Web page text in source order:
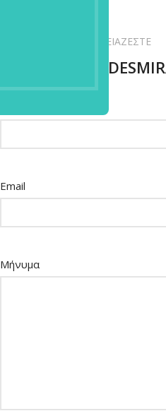
ΡΩΤΗΣΤΕ ΜΑΣ ΟΤΙ ΧΡΕΙΑΖΕΣΤΕ
ΕΠΙΚΟΙΝΩΝΙΑ
Email
Μήνυμα